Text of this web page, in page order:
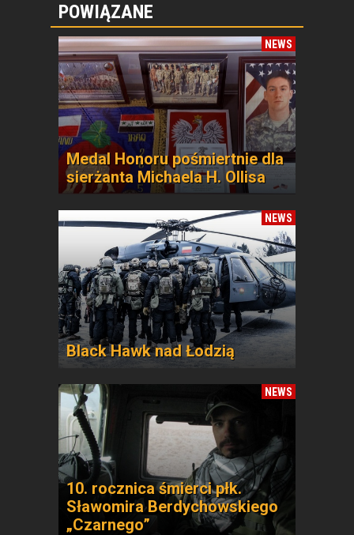
POWIĄZANE
NEWS
Medal Honoru pośmiertnie dla
sierżanta Michaela H. Ollisa
NEWS
Black Hawk nad Łodzią
NEWS
10. rocznica śmierci płk.
Sławomira Berdychowskiego
„Czarnego”